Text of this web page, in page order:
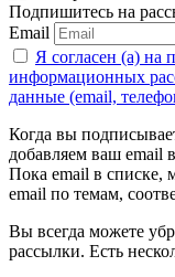
Подпишитесь на
Email
Я согласен (а) на
информационных
данные (email,
Когда вы
добавляем ваш email
Пока email в списке,
email по темам,
Вы всегда можете
рассылки. Есть